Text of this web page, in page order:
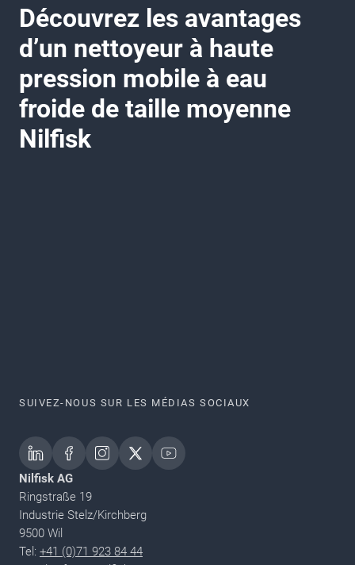
Découvrez les avantages
d’un nettoyeur à haute
pression mobile à eau
froide de taille moyenne
Nilfisk
SUIVEZ-NOUS SUR LES MÉDIAS SOCIAUX
Nilfisk AG
Ringstraße 19
Industrie Stelz/Kirchberg
9500 Wil
Tel: +41 (0)71 923 84 44